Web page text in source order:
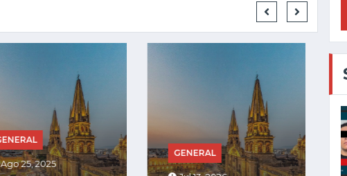
GENERAL
GENERAL
Jul 27, 2025